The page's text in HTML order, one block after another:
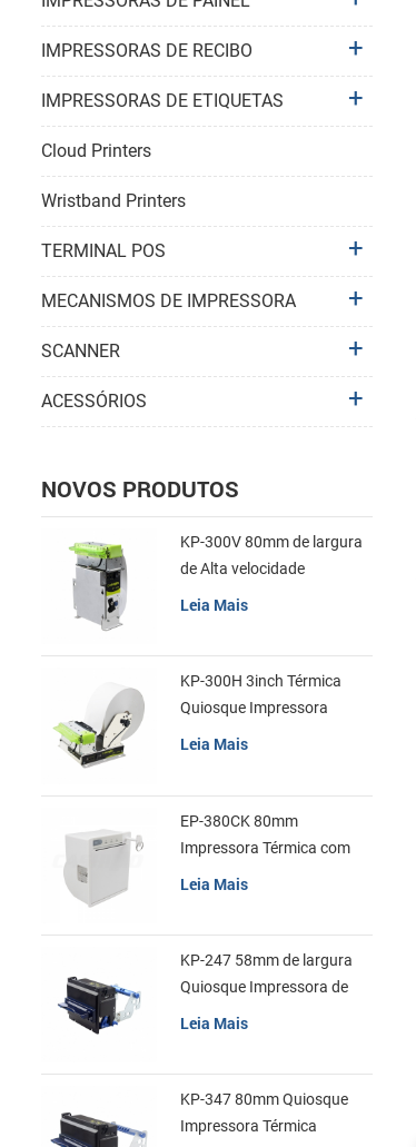
IMPRESSORAS DE RECIBO
IMPRESSORAS DE ETIQUETAS
Cloud Printers
Wristband Printers
TERMINAL POS
MECANISMOS DE IMPRESSORA
SCANNER
ACESSÓRIOS
NOVOS PRODUTOS
KP-300V 80mm de largura
de Alta velocidade
Quiosque Impressora
Leia Mais
KP-300H 3inch Térmica
Quiosque Impressora
Módulo de
Leia Mais
EP-380CK 80mm
Impressora Térmica com
Tampa de Bloqueio
Leia Mais
KP-247 58mm de largura
Quiosque Impressora de
recibos
Leia Mais
KP-347 80mm Quiosque
Impressora Térmica